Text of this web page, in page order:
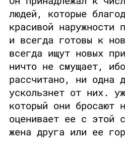
людей, которые
красивой наружности
и всегда готовы к
всегда ищут новых
ничто не смущает,
рассчитано, ни одна
ускользнет от них.
который они бросают
оценивает ее с этой
жена друга или ее